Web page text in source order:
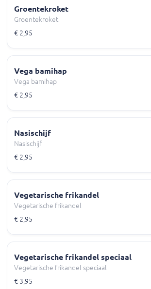
Groentekroket
Groentekroket
€ 2,95
Vega bamihap
Vega bamihap
€ 2,95
Nasischijf
Nasischijf
€ 2,95
Vegetarische frikandel
Vegetarische frikandel
€ 2,95
Vegetarische frikandel speciaal
Vegetarische frikandel speciaal
€ 3,95